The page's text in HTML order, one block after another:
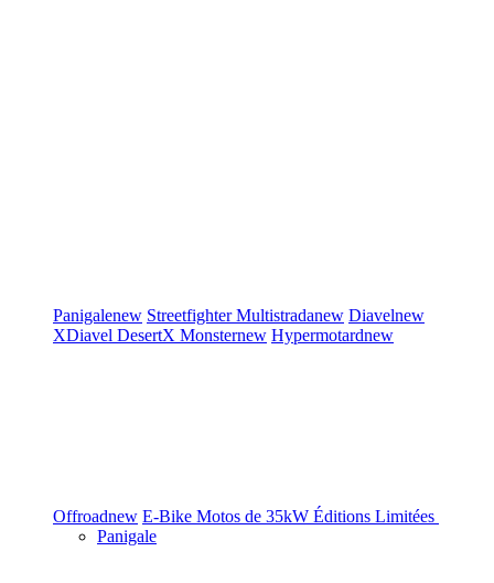
Panigalenew StreetfighterMultistradanew Diavelnew
XDiavel DesertX Monsternew Hypermotardnew
Offroadnew E-Bike Motos de 35kW Éditions Limitées
Panigale